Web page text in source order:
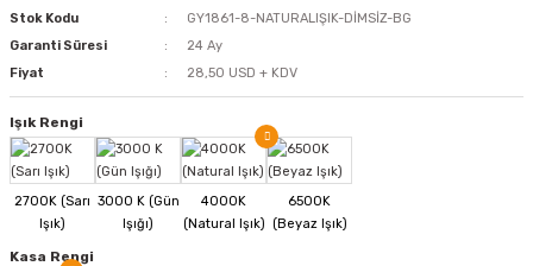
Stok Kodu
GY1861-8-NATURALIŞIK-DİMSİZ-BG
Garanti Süresi
24 Ay
Fiyat
28,50 USD + KDV
Işık Rengi
Kasa Rengi